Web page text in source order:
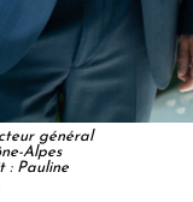
général
Alpes
: Pauline